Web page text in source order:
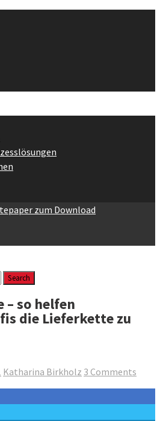
zum Download
– so helfen
die Lieferkette zu
Katharina Birkholz 3 Comments